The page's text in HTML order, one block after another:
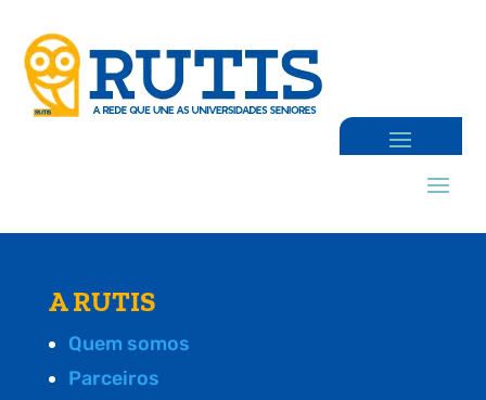
A RUTIS
Quem somos
Parceiros